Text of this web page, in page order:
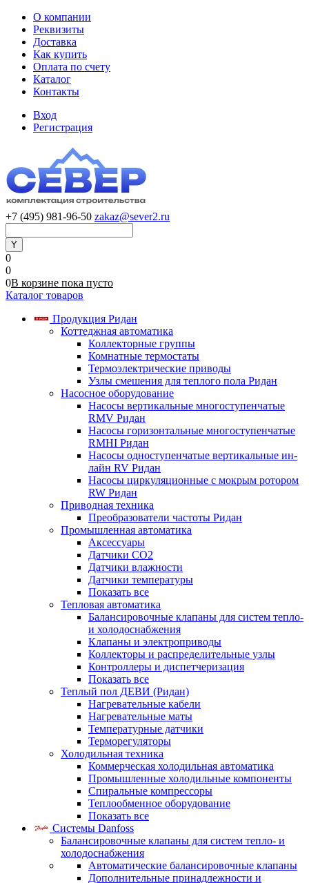
О компании
Реквизиты
Доставка
Как купить
Оплата по счету
Каталог
Контакты
Вход
Регистрация
+7 (495) 981-96-50 zakaz@sever2.ru
0
0
0В корзине пока пусто
Каталог товаров
Продукция Ридан
Коттеджная автоматика
Коллекторные группы
Комнатные термостаты
Термоэлектрические приводы
Узлы смешения для теплого пола Ридан
Насосное оборудование
Насосы вертикальные многоступенчатые
RMV Ридан
Насосы горизонтальные многоступенчатые
RMHI Ридан
Насосы одноступенчатые вертикальные ин-
лайн RV Ридан
Насосы циркуляционные с мокрым ротором
RW Ридан
Приводная техника
Преобразователи частоты Ридан
Промышленная автоматика
Аксессуары
Датчики CO2
Датчики влажности
Датчики температуры
Показать все
Тепловая автоматика
Балансировочные клапаны для систем тепло-
и холодоснабжения
Клапаны и электроприводы
Коллекторы и распределительные узлы
Контроллеры и диспетчеризация
Показать все
Теплый пол ДЕВИ (Ридан)
Нагревательные кабели
Нагревательные маты
Температурные датчики
Терморегуляторы
Холодильная техника
Коммерческая холодильная автоматика
Промышленные холодильные компоненты
Спиральные компрессоры
Теплообменное оборудование
Показать все
Системы Danfoss
Балансировочные клапаны для систем тепло- и
холодоснабжения
Автоматические балансировочные клапаны
Дополнительные принадлежности и